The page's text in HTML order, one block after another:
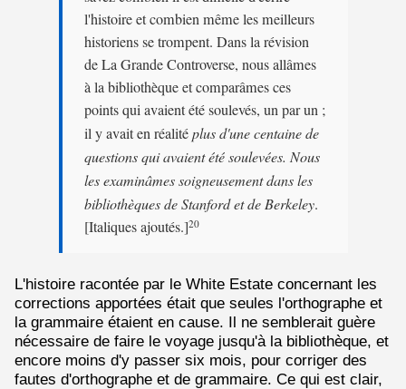
l'histoire et combien même les meilleurs
historiens se trompent. Dans la révision
de La Grande Controverse, nous allâmes
à la bibliothèque et comparâmes ces
points qui avaient été soulevés, un par un ;
il y avait en réalitéplus d'une centaine de
questions qui avaient été soulevées. Nous
les examinâmes soigneusement dans les
bibliothèques de Stanford et de Berkeley.
[Italiques ajoutés.]20
L'histoire racontée par le White Estate concernant les
corrections apportées était que seules l'orthographe et
la grammaire étaient en cause. Il ne semblerait guère
nécessaire de faire le voyage jusqu'à la bibliothèque, et
encore moins d'y passer six mois, pour corriger des
fautes d'orthographe et de grammaire. Ce qui est clair,